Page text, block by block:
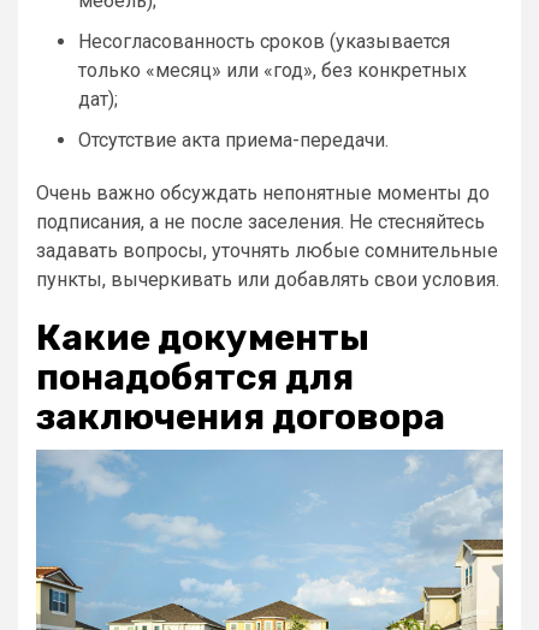
Несогласованность сроков (указывается
только «месяц» или «год», без конкретных
дат);
Отсутствие акта приема-передачи.
Очень важно обсуждать непонятные моменты до
подписания, а не после заселения. Не стесняйтесь
задавать вопросы, уточнять любые сомнительные
пункты, вычеркивать или добавлять свои условия.
Какие документы
понадобятся для
заключения договора